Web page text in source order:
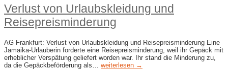
Verlust von Urlaubskleidung und
Reisepreisminderung
AG Frankfurt: Verlust von Urlaubskleidung und Reisepreisminderung Eine
Jamaika-Urlauberin forderte eine Reisepreisminderung, weil ihr Gepäck mit
erheblicher Verspätung geliefert worden war. Ihr stand die Minderung zu,
da die Gepäckbeförderung als… weiterlesen →